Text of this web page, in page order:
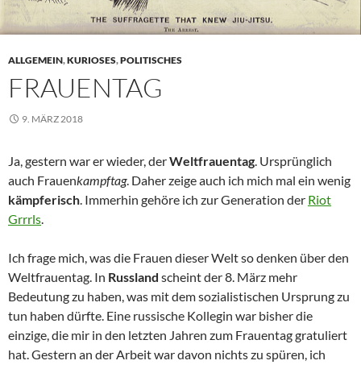
ALLGEMEIN,KURIOSES,POLITISCHES
FRAUENTAG
9. MÄRZ 2018
Ja, gestern war er wieder, derWeltfrauentag. Ursprünglich
auch Frauenkampftag. Daher zeige auch ich mich mal ein wenig
kämpferisch. Immerhin gehöre ich zur Generation der Riot
Grrrls.
Ich frage mich, was die Frauen dieser Welt so denken über den
Weltfrauentag. In Russland scheint der 8. März mehr
Bedeutung zu haben, was mit dem sozialistischen Ursprung zu
tun haben dürfte. Eine russische Kollegin war bisher die
einzige, die mir in den letzten Jahren zum Frauentag gratuliert
hat. Gestern an der Arbeit war davon nichts zu spüren, ich